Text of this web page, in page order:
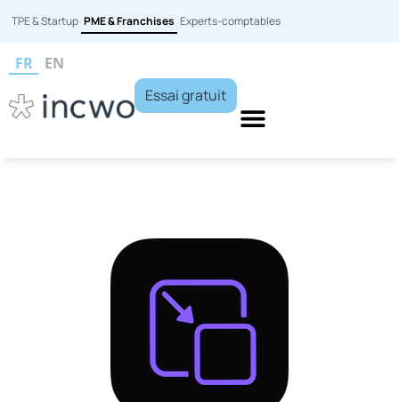
TPE & Startup PME & Franchises Experts-comptables
FR
EN
Essai gratuit